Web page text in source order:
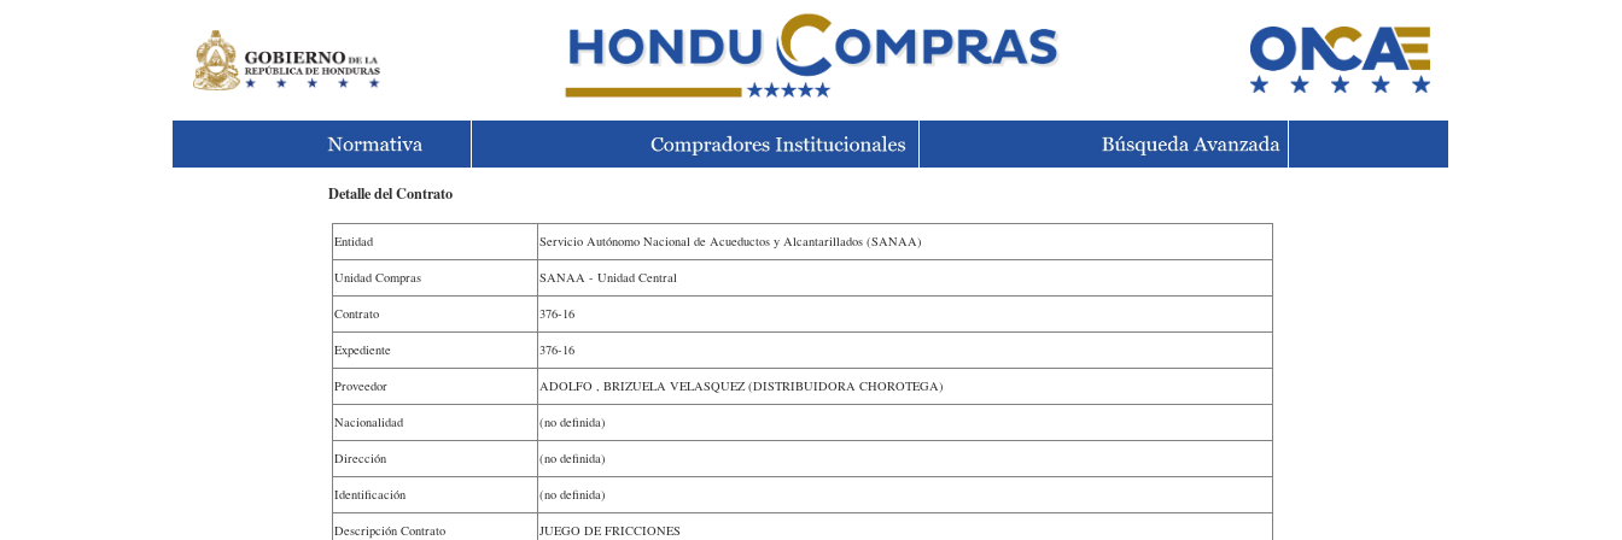
Detalle del Contrato
Entidad Servicio Autónomo Nacional de Acueductos y Alcantarillados (SANAA)
Unidad Compras SANAA - Unidad Central
Contrato 376-16
Expediente 376-16
Proveedor ADOLFO , BRIZUELA VELASQUEZ (DISTRIBUIDORA CHOROTEGA)
Nacionalidad (no definida)
Dirección (no definida)
Identificación (no definida)
Descripción Contrato JUEGO DE FRICCIONES